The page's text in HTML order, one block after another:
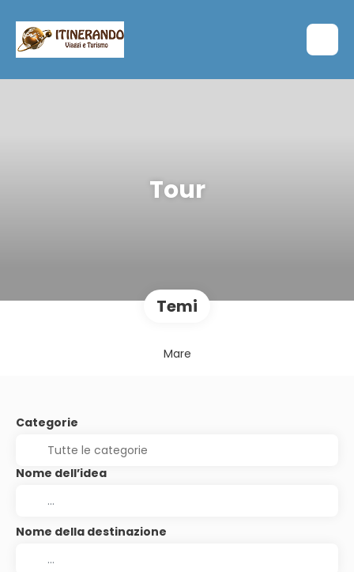
Tour
Temi
Mare
Categorie
Nome dell’idea
Nome della destinazione